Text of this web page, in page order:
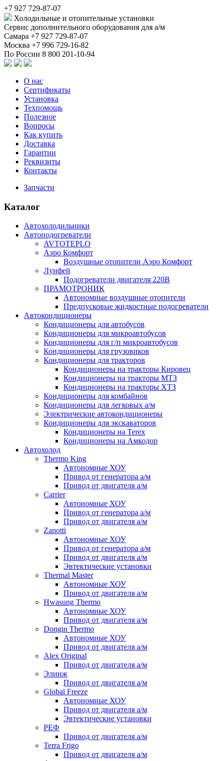
+7 927 729-87-07
Холодильные и отопительные установки
Сервис дополнительного оборудования для а/м
Самара +7 927 729-87-07
Москва +7 996 729-16-82
По России 8 800 201-10-94
О нас
Сертификаты
Установка
Техпомощь
Полезное
Вопросы
Как купить
Доставка
Гарантии
Реквизиты
Контакты
Запчасти
Каталог
Автохолодильники
Автоподогреватели
AVTOTEPLO
Аэро Комфорт
Воздушные отопители Аэро Комфорт
Лунфей
Подогреватели двигателя 220В
ПРАМОТРОНИК
Автономные воздушные отопители
Предпусковые жидкостные подогреватели
Автокондиционеры
Кондиционеры для автобусов
Кондиционеры для микроавтобусов
Кондиционеры для г/п микроавтобусов
Кондиционеры для грузовиков
Кондиционеры для тракторов
Кондиционеры на тракторы Кировец
Кондиционеры на тракторы МТЗ
Кондиционеры на тракторы ХТЗ
Кондиционеры для комбайнов
Кондиционеры для легковых а/м
Электрические автокондиционеры
Кондиционеры для экскаваторов
Кондиционеры на Terex
Кондиционеры на Амкодор
Автохолод
Thermo King
Автономные ХОУ
Привод от генератора а/м
Привод от двигателя а/м
Carrier
Автономные ХОУ
Привод от генератора а/м
Привод от двигателя а/м
Zanotti
Автономные ХОУ
Привод от генератора а/м
Привод от двигателя а/м
Эвтектические установки
Thermal Master
Автономные ХОУ
Привод от двигателя а/м
Hwasung Thermo
Автономные ХОУ
Привод от двигателя а/м
Dongin Thermo
Автономные ХОУ
Привод от двигателя а/м
Alex Original
Привод от двигателя а/м
Элинж
Привод от двигателя а/м
Global Freeze
Автономные ХОУ
Привод от двигателя а/м
Эвтектические установки
РЕФ
Привод от двигателя а/м
Terra Frigo
Привод от двигателя а/м